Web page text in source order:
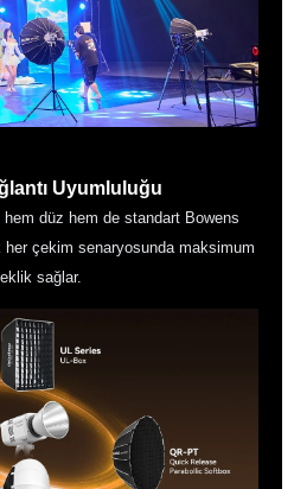
Uyumluluğu
düz hem de standart Bowens
her çekim senaryosunda maksimum
sağlar.